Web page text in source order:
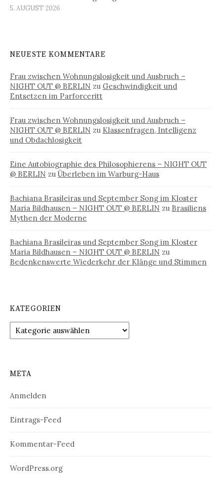
5. AUGUST 2026
NEUESTE KOMMENTARE
Frau zwischen Wohnungslosigkeit und Ausbruch –
NIGHT OUT @ BERLIN zu Geschwindigkeit und
Entsetzen im Parforceritt
Frau zwischen Wohnungslosigkeit und Ausbruch –
NIGHT OUT @ BERLIN zu Klassenfragen, Intelligenz
und Obdachlosigkeit
Eine Autobiographie des Philosophierens – NIGHT OUT
@ BERLIN zu Überleben im Warburg-Haus
Bachiana Brasileiras und September Song im Kloster
Maria Bildhausen – NIGHT OUT @ BERLIN zu Brasiliens
Mythen der Moderne
Bachiana Brasileiras und September Song im Kloster
Maria Bildhausen – NIGHT OUT @ BERLIN zu
Bedenkenswerte Wiederkehr der Klänge und Stimmen
KATEGORIEN
Kategorien
META
Anmelden
Eintrags-Feed
Kommentar-Feed
WordPress.org